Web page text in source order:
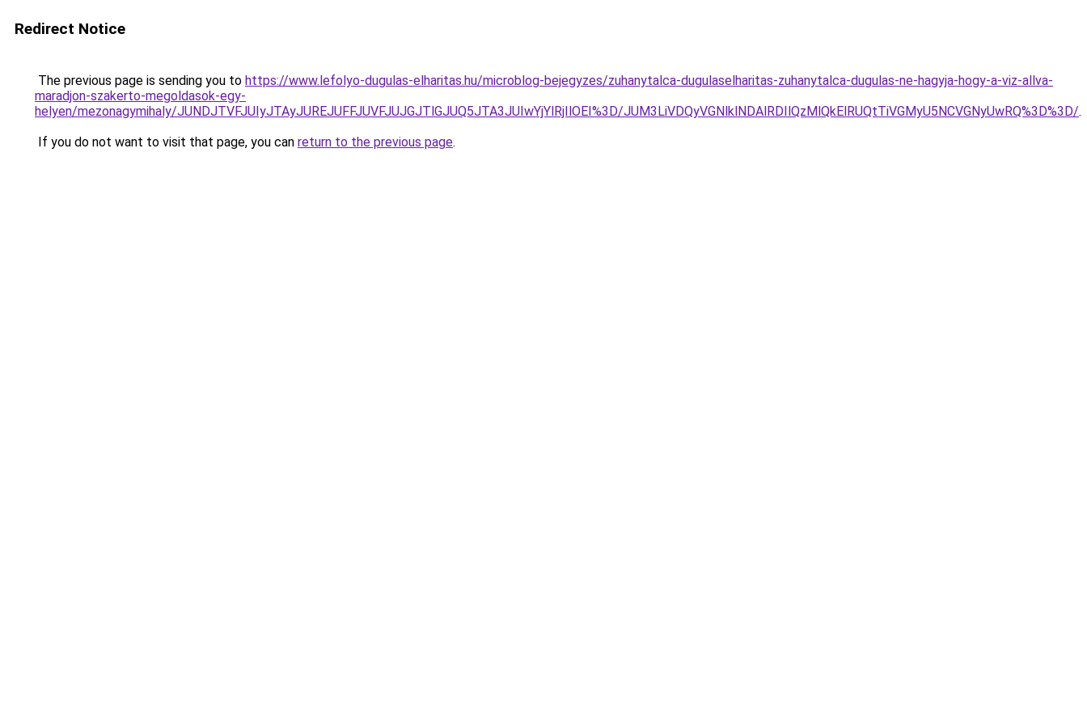
Redirect Notice
The previous page is sending you to https://www.lefolyo-dugulas-elharitas.hu/microblog-bejegyzes/zuhanytalca-dugulaselharitas-zuhanytalca-dugulas-ne-hagyja-hogy-a-viz-allva-
maradjon-szakerto-megoldasok-egy-
helyen/mezonagymihaly/JUNDJTVFJUIyJTAyJUREJUFFJUVFJUJGJTlGJUQ5JTA3JUIwYjYlRjIlOEI%3D/JUM3LiVDQyVGNlklNDAlRDIlQzMlQkElRUQtTiVGMyU5NCVGNyUwRQ%3D%3D/.
If you do not want to visit that page, you can return to the previous page.